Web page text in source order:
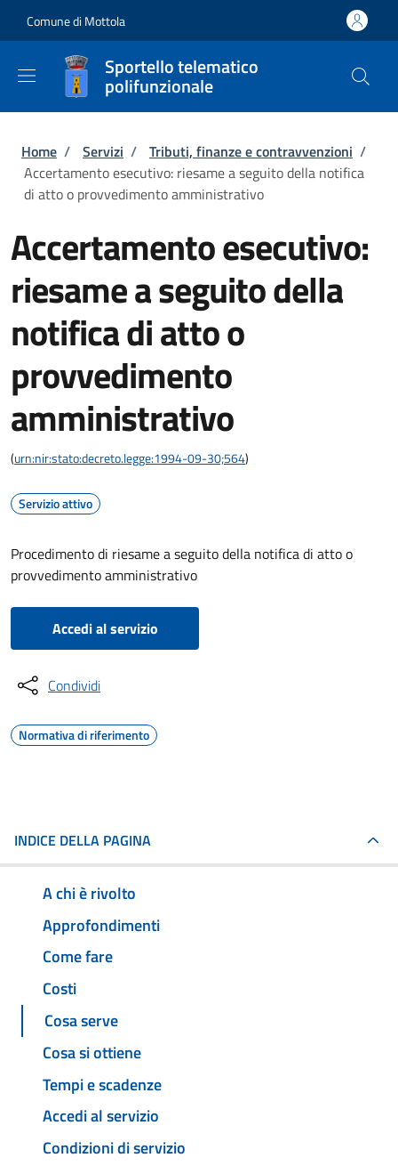
Comune di Mottola
Sportello telematico
polifunzionale
Briciole di pane
Home / Servizi / Tributi, finanze e contravvenzioni /
Accertamento esecutivo: riesame a seguito della notifica
di atto o provvedimento amministrativo
Accertamento esecutivo:
riesame a seguito della
notifica di atto o
provvedimento
amministrativo
(urn:nir:stato:decreto.legge:1994-09-30;564)
Servizio attivo
Procedimento di riesame a seguito della notifica di atto o
provvedimento amministrativo
Accedi al servizio
Condividi
Normativa di riferimento
INDICE DELLA PAGINA
A chi è rivolto
Approfondimenti
Come fare
Costi
Cosa serve
Cosa si ottiene
Tempi e scadenze
Accedi al servizio
Condizioni di servizio